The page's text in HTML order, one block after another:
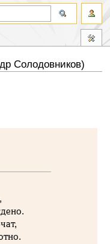
Солодовников)